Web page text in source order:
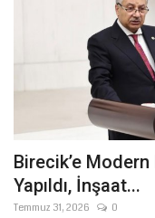
Birecik’e
Yapıldı, İnşaat...
Temmuz 31, 2026 0